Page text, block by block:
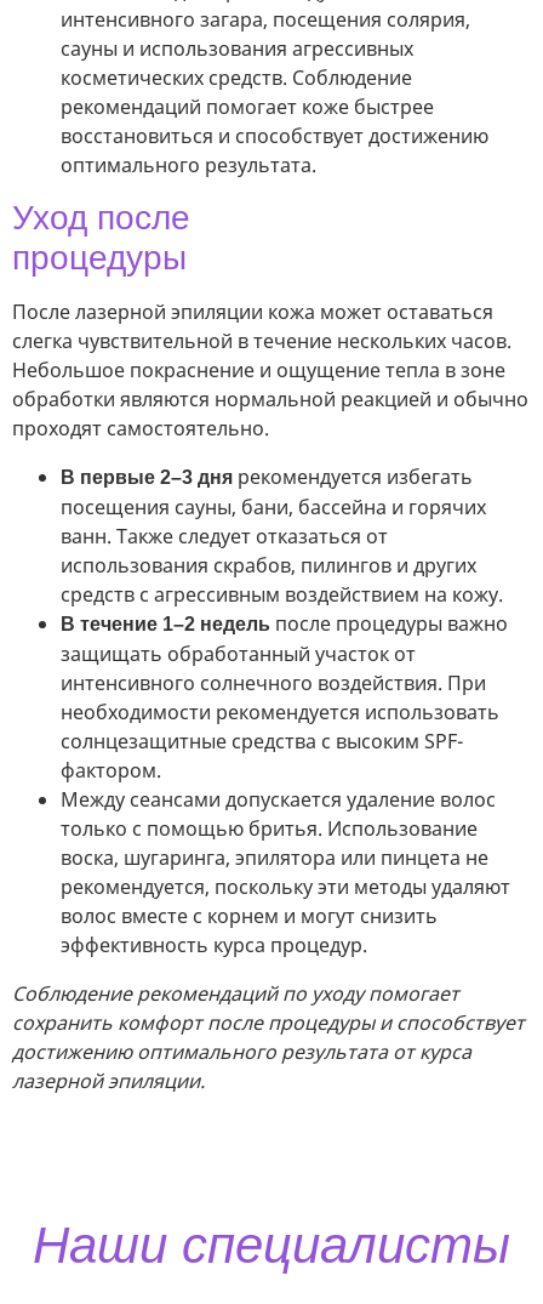
интенсивного загара, посещения солярия,
сауны и использования агрессивных
косметических средств. Соблюдение
рекомендаций помогает коже быстрее
восстановиться и способствует достижению
оптимального результата.
Уход после
процедуры
После лазерной эпиляции кожа может оставаться
слегка чувствительной в течение нескольких часов.
Небольшое покраснение и ощущение тепла в зоне
обработки являются нормальной реакцией и обычно
проходят самостоятельно.
В первые 2–3 дня рекомендуется избегать
посещения сауны, бани, бассейна и горячих
ванн. Также следует отказаться от
использования скрабов, пилингов и других
средств с агрессивным воздействием на кожу.
В течение 1–2 недель после процедуры важно
защищать обработанный участок от
интенсивного солнечного воздействия. При
необходимости рекомендуется использовать
солнцезащитные средства с высоким SPF-
фактором.
Между сеансами допускается удаление волос
только с помощью бритья. Использование
воска, шугаринга, эпилятора или пинцета не
рекомендуется, поскольку эти методы удаляют
волос вместе с корнем и могут снизить
эффективность курса процедур.
Соблюдение рекомендаций по уходу помогает
сохранить комфорт после процедуры и способствует
достижению оптимального результата от курса
лазерной эпиляции.
Наши специалисты